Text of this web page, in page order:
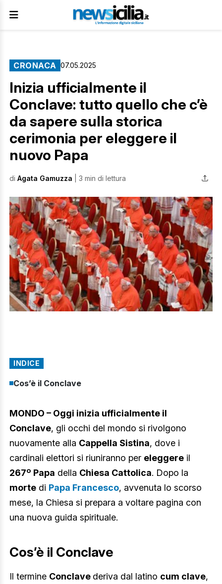
CRONACA 07.05.2025
Inizia ufficialmente il
Conclave: tutto quello che c’è
da sapere sulla storica
cerimonia per eleggere il
nuovo Papa
di Agata Gamuzza | 3 min di lettura
INDICE
Cos’è il Conclave
MONDO – Oggi inizia ufficialmente il
Conclave, gli occhi del mondo si rivolgono
nuovamente alla Cappella Sistina, dove i
cardinali elettori si riuniranno per eleggere il
267º Papa della Chiesa Cattolica. Dopo la
morte di Papa Francesco, avvenuta lo scorso
mese, la Chiesa si prepara a voltare pagina con
una nuova guida spirituale.
Cos’è il Conclave
Il termine Conclave deriva dal latino cum clave,